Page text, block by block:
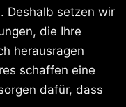
Deshalb setzen wir
die Ihre
herausragen
schaffen eine
dafür, dass